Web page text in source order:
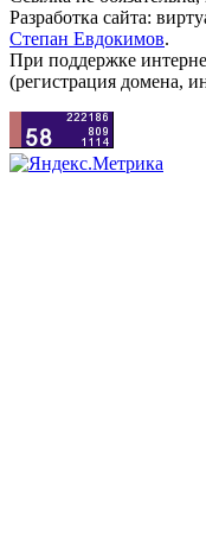
Разработка сайта:
Степан Евдокимов.
При поддержке
(регистрация домена,